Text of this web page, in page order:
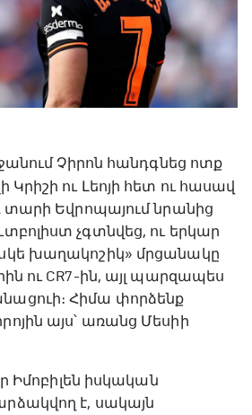
Չիրոն հանդգնեց ոտք
Կրիշի ու Լեոյի հետ ու հասավ
տարի Եվրոպայում նրանից
չգտնվեց, ու երկար
խաղակոշիկ» մրցանակը
ու CR7-ին, այլ պարզապես
Հիմա փորձենք
այս՝ առանց Մեսիի
Իմոբիլեն իսկական
է, սակայն